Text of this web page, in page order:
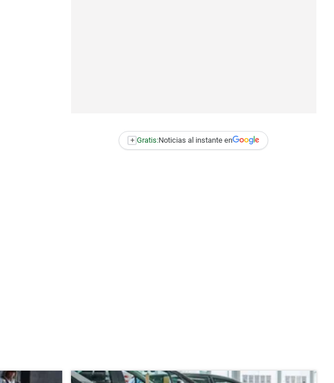
+ Gratis:Noticias al instante en